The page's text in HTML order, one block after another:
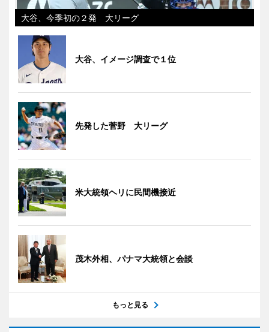
大谷、今季初の２発 大リーグ
大谷、イメージ調査で１位
先発した菅野 大リーグ
米大統領ヘリに民間機接近
茂木外相、パナマ大統領と会談
もっと見る